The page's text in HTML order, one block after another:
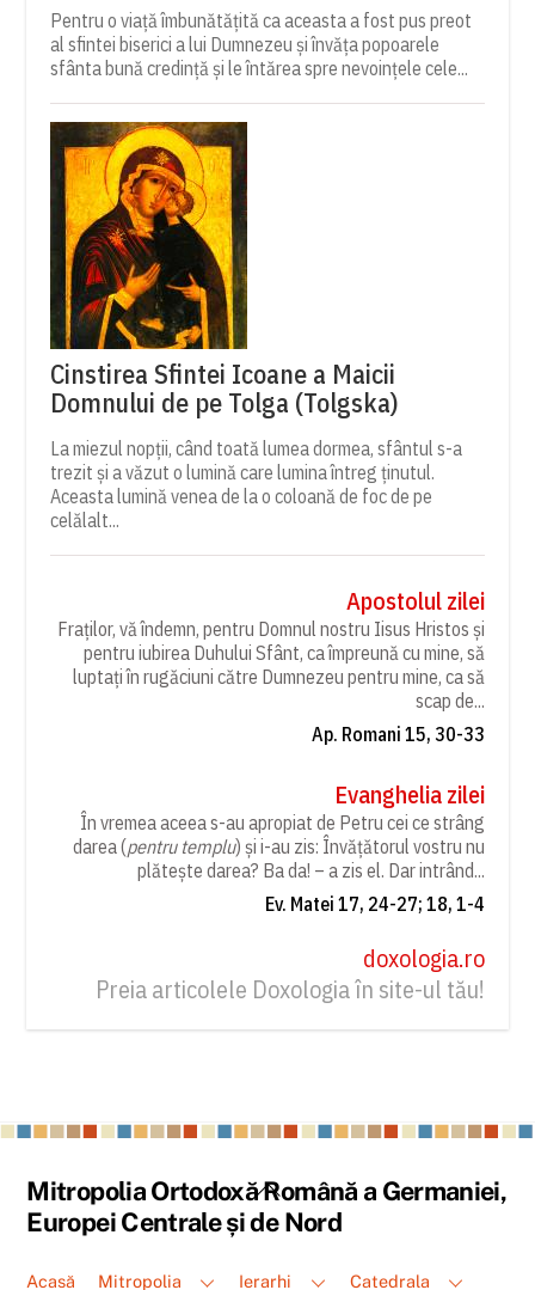
Pentru o viață îmbunătățită ca aceasta a fost pus preot
al sfintei biserici a lui Dumnezeu și învăța popoarele
sfânta bună credință și le întărea spre nevoințele cele...
Cinstirea Sfintei Icoane a Maicii
Domnului de pe Tolga (Tolgska)
La miezul nopții, când toată lumea dormea, sfântul s-a
trezit și a văzut o lumină care lumina întreg ținutul.
Aceasta lumină venea de la o coloană de foc de pe
celălalt...
Apostolul zilei
Fraților, vă îndemn, pentru Domnul nostru Iisus Hristos și
pentru iubirea Duhului Sfânt, ca împreună cu mine, să
luptați în rugăciuni către Dumnezeu pentru mine, ca să
scap de...
Ap. Romani 15, 30-33
Evanghelia zilei
În vremea aceea s-au apropiat de Petru cei ce strâng
darea (pentru templu) și i-au zis: Învățătorul vostru nu
plătește darea? Ba da! – a zis el. Dar intrând...
Ev. Matei 17, 24-27; 18, 1-4
doxologia.ro
Preia articolele Doxologia în site-ul tău!
Back
To
Mitropolia Ortodoxă Română a Germaniei,
Europei Centrale și de Nord
Acasă Mitropolia Ierarhi Catedrala